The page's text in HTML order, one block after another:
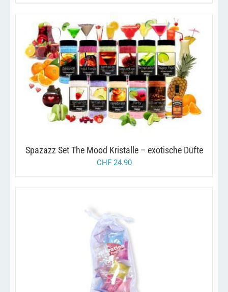
WERDEN
AUSFÜHRUNG WÄHLEN DIESES
PRODUKT
WEIST
MEHRERE
VARIANTEN
AUF.
DIE
KÖNNEN
DER
/ DETAILS
Spazazz Set The Mood Kristalle – exotische Düfte
CHF24.90
IN DEN WARENKORB